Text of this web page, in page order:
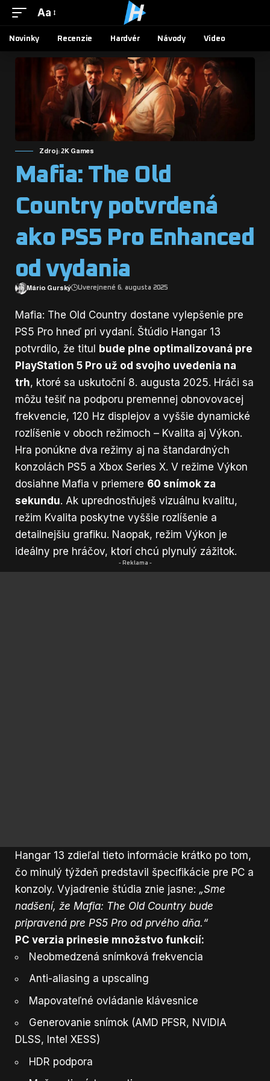
Aa
Novinky Recenzie Hardvér Návody Video
Zdroj: 2K Games
Mafia: The Old
Country potvrdená
ako PS5 Pro Enhanced
od vydania
Mário Gurský Uverejnené 6. augusta 2025
Mafia: The Old Country dostane vylepšenie pre
PS5 Pro hneď pri vydaní. Štúdio Hangar 13
potvrdilo, že titul bude plne optimalizovaná pre
PlayStation 5 Pro už od svojho uvedenia na
trh, ktoré sa uskutoční 8. augusta 2025. Hráči sa
môžu tešiť na podporu premennej obnovovacej
frekvencie, 120 Hz displejov a vyššie dynamické
rozlíšenie v oboch režimoch – Kvalita aj Výkon.
Hra ponúkne dva režimy aj na štandardných
konzolách PS5 a Xbox Series X. V režime Výkon
dosiahne Mafia v priemere 60 snímok za
sekundu. Ak uprednostňuješ vizuálnu kvalitu,
režim Kvalita poskytne vyššie rozlíšenie a
detailnejšiu grafiku. Naopak, režim Výkon je
ideálny pre hráčov, ktorí chcú plynulý zážitok.
- Reklama -
Hangar 13 zdieľal tieto informácie krátko po tom,
čo minulý týždeň predstavil špecifikácie pre PC a
konzoly. Vyjadrenie štúdia znie jasne: „Sme
nadšení, že Mafia: The Old Country bude
pripravená pre PS5 Pro od prvého dňa.“
PC verzia prinesie množstvo funkcií:
Neobmedzená snímková frekvencia
Anti-aliasing a upscaling
Mapovateľné ovládanie klávesnice
Generovanie snímok (AMD PFSR, NVIDIA
DLSS, Intel XESS)
HDR podpora